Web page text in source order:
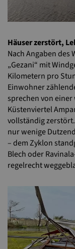
Häuser zerstört,
Nach Angaben des
„Gezani“ mit
Kilometern pro
Einwohner
sprechen von
Küstenviertel
vollständig
nur wenige
– dem Zyklon
Blech oder
regelrecht